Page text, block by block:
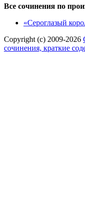
Все сочинения по
«Сероглазый
Copyright (c) 2009-2026
сочинения, краткие